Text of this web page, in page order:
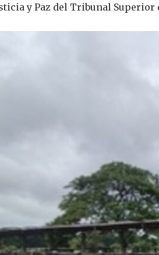
y Paz del Tribunal Superior